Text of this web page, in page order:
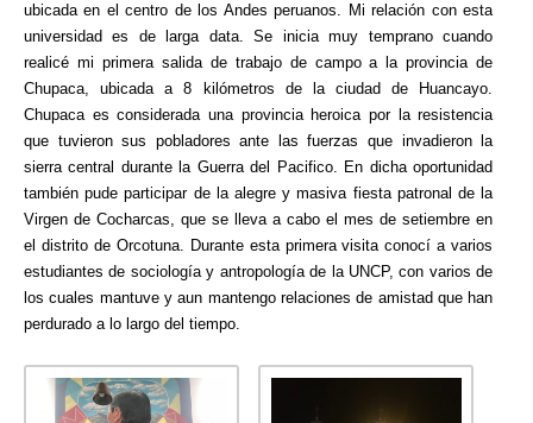
ubicada en el centro de los Andes peruanos. Mi relación con esta
universidad es de larga data. Se inicia muy temprano cuando
realicé mi primera salida de trabajo de campo a la provincia de
Chupaca, ubicada a 8 kilómetros de la ciudad de Huancayo.
Chupaca es considerada una provincia heroica por la resistencia
que tuvieron sus pobladores ante las fuerzas que invadieron la
sierra central durante la Guerra del Pacifico. En dicha oportunidad
también pude participar de la alegre y masiva fiesta patronal de la
Virgen de Cocharcas, que se lleva a cabo el mes de setiembre en
el distrito de Orcotuna. Durante esta primera visita conocí a varios
estudiantes de sociología y antropología de la UNCP, con varios de
los cuales mantuve y aun mantengo relaciones de amistad que han
perdurado a lo largo del tiempo.